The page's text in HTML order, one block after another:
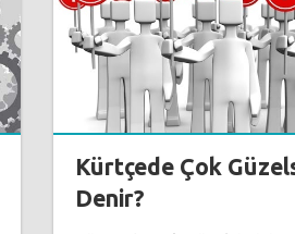
Kürtçede Çok
Denir?